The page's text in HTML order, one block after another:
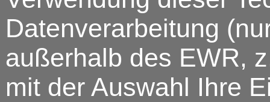
Datenverarbeitung
außerhalb des EWR,
mit der Auswahl Ihre